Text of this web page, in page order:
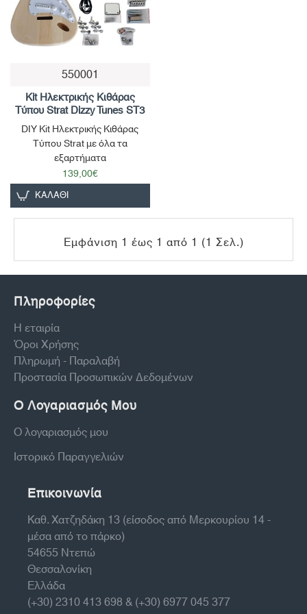
550001
Kit Ηλεκτρικής Κιθάρας
Τύπου Strat Dizzy Tunes ST3
DIY Kit Ηλεκτρικής Κιθάρας
Τύπου Strat με όλα τα
εξαρτήματα
139,00€
ΚΑΛΆΘΙ
Εμφάνιση 1 έως 1 από 1 (1 Σελ.)
Πληροφορίες
Η εταιρία
Όροι Χρήσης
Πληρωμή - Παραλαβή
Προστασία Προσωπικών Δεδομένων
Ο Λογαριασμός Μου
Ο λογαριασμός μου
Ιστορικό Παραγγελιών
Επικοινωνία
Καθ. Χατζηδάκη 13 (είσοδος από Μερκουρίου 14 -
μέσα από το πάρκο)
54655 Ντεπώ
Θεσσαλονίκη
Ελλάδα
(+30) 2310 413 698 & (+30) 6977 045 377